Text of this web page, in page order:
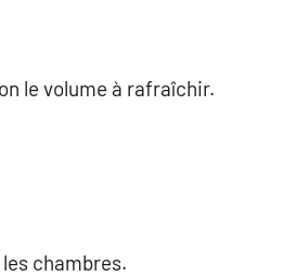
le volume à rafraîchir.
chambres.